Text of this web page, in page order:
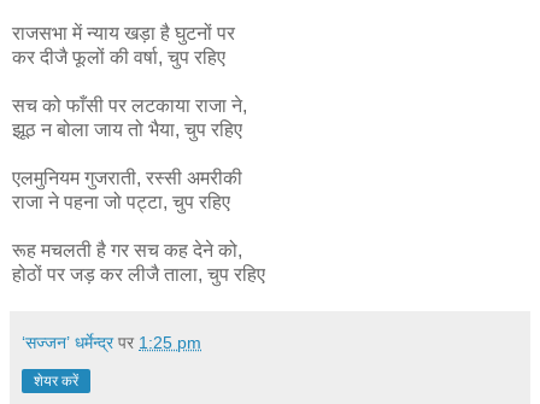
राजसभा में न्याय खड़ा है घुटनों पर
कर दीजै फूलों की वर्षा, चुप रहिए
सच को फाँसी पर लटकाया राजा ने,
झूठ न बोला जाय तो भैया, चुप रहिए
एलमुनियम गुजराती, रस्सी अमरीकी
राजा ने पहना जो पट्टा, चुप रहिए
रूह मचलती है गर सच कह देने को,
होठों पर जड़ कर लीजै ताला, चुप रहिए
‘सज्जन’ धर्मेन्द्र पर 1:25 pm
शेयर करें